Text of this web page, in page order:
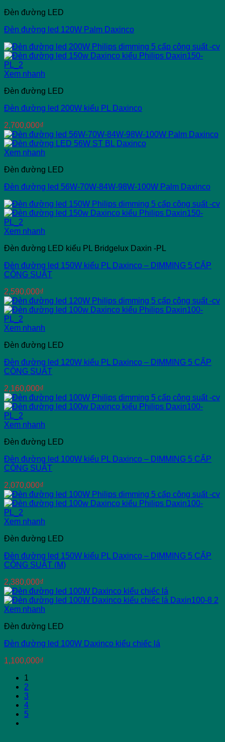
Đèn đường LED
Đèn đường led 120W Palm Daxinco
Xem nhanh
Đèn đường LED
Đèn đường led 200W kiểu PL Daxinco
2,700,000₫
Xem nhanh
Đèn đường LED
Đèn đường led 56W-70W-84W-98W-100W Palm Daxinco
Xem nhanh
Đèn đường LED kiểu PL Bridgelux Daxin -PL
Đèn đường led 150W kiểu PL Daxinco – DIMMING 5 CẤP
CÔNG SUẤT
2,590,000₫
Xem nhanh
Đèn đường LED
Đèn đường led 120W kiểu PL Daxinco – DIMMING 5 CẤP
CÔNG SUẤT
2,160,000₫
Xem nhanh
Đèn đường LED
Đèn đường led 100W kiểu PL Daxinco – DIMMING 5 CẤP
CÔNG SUẤT
2,070,000₫
Xem nhanh
Đèn đường LED
Đèn đường led 150W kiểu PL Daxinco – DIMMING 5 CẤP
CÔNG SUẤT (M)
2,380,000₫
Xem nhanh
Đèn đường LED
Đèn đường led 100W Daxinco kiểu chiếc lá
1,100,000₫
1
2
3
4
5